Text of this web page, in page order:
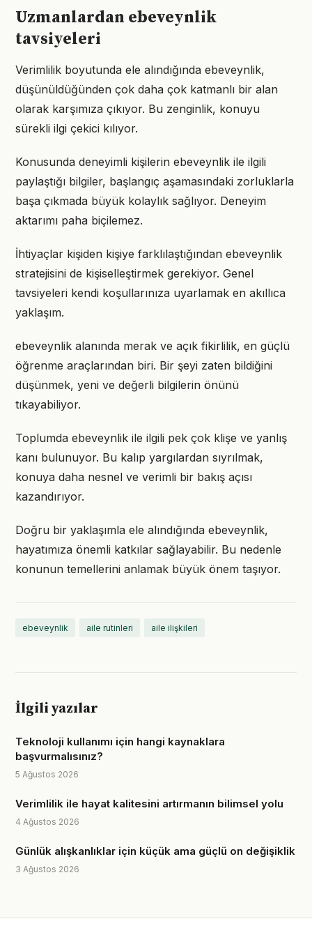
Uzmanlardan ebeveynlik
tavsiyeleri
Verimlilik boyutunda ele alındığında ebeveynlik,
düşünüldüğünden çok daha çok katmanlı bir alan
olarak karşımıza çıkıyor. Bu zenginlik, konuyu
sürekli ilgi çekici kılıyor.
Konusunda deneyimli kişilerin ebeveynlik ile ilgili
paylaştığı bilgiler, başlangıç aşamasındaki zorluklarla
başa çıkmada büyük kolaylık sağlıyor. Deneyim
aktarımı paha biçilemez.
İhtiyaçlar kişiden kişiye farklılaştığından ebeveynlik
stratejisini de kişiselleştirmek gerekiyor. Genel
tavsiyeleri kendi koşullarınıza uyarlamak en akıllıca
yaklaşım.
ebeveynlik alanında merak ve açık fikirlilik, en güçlü
öğrenme araçlarından biri. Bir şeyi zaten bildiğini
düşünmek, yeni ve değerli bilgilerin önünü
tıkayabiliyor.
Toplumda ebeveynlik ile ilgili pek çok klişe ve yanlış
kanı bulunuyor. Bu kalıp yargılardan sıyrılmak,
konuya daha nesnel ve verimli bir bakış açısı
kazandırıyor.
Doğru bir yaklaşımla ele alındığında ebeveynlik,
hayatımıza önemli katkılar sağlayabilir. Bu nedenle
konunun temellerini anlamak büyük önem taşıyor.
ebeveynlik aile rutinleri aile ilişkileri
İlgili yazılar
Teknoloji kullanımı için hangi kaynaklara
başvurmalısınız?
5 Ağustos 2026
Verimlilik ile hayat kalitesini artırmanın bilimsel yolu
4 Ağustos 2026
Günlük alışkanlıklar için küçük ama güçlü on değişiklik
3 Ağustos 2026